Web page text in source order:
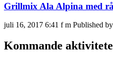
Grillmix Ala Alpina med
juli 16, 2017 6:41 f m Published by
Kommande